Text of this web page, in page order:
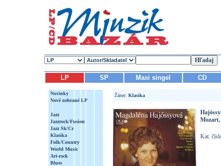
LP SP Maxi singel CD
Novinky
Nové nehrané LP
Jazz
Jazzrock/Fusion
Jazz Sk/Cz
Klasika
Folk/Country
World Music
Art-rock
Blues
Žáner: Klasika
Mozart,
Kat.